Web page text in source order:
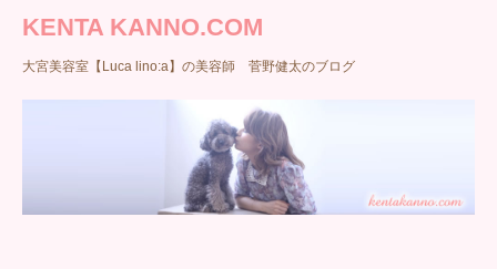
KENTA KANNO.COM
大宮美容室【Luca lino:a】の美容師 菅野健太のブログ